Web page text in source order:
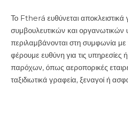
Το Ftherá ευθύνεται
συμβουλευτικών και
περιλαμβάνονται στη συμφωνία
φέρουμε ευθύνη για τις υπηρεσίες
παρόχων, όπως αεροπορικές
ταξιδιωτικά γραφεία, ξεναγοί ή